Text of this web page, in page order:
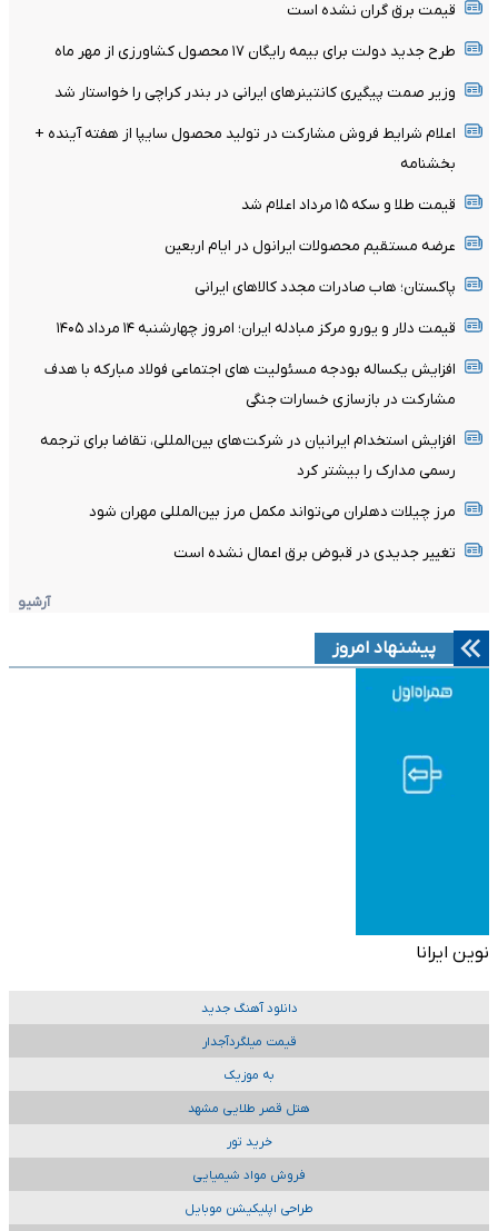
قیمت برق گران نشده است
طرح جدید دولت برای بیمه رایگان ۱۷ محصول کشاورزی از مهر ماه
وزیر صمت پیگیری کانتینر‌های ایرانی در بندر کراچی را خواستار شد
اعلام شرایط فروش مشارکت در تولید محصول سایپا از هفته آینده +
بخشنامه
قیمت طلا و سکه ۱۵ مرداد اعلام شد
عرضه مستقیم محصولات ایرانول در ایام اربعین
پاکستان؛ هاب صادرات مجدد کالاهای ایرانی
قیمت دلار و یورو مرکز مبادله ایران؛ امروز چهارشنبه ۱۴ مرداد ۱۴۰۵
افزایش یکساله بودجه مسئولیت های اجتماعی فولاد مبارکه با هدف
مشارکت در بازسازی خسارات جنگی
افزایش استخدام ایرانیان در شرکت‌های بین‌المللی، تقاضا برای ترجمه
رسمی مدارک را بیشتر کرد
مرز چیلات دهلران می‌تواند مکمل مرز بین‌المللی مهران شود
تغییر جدیدی در قبوض برق اعمال نشده است
آرشیو
پیشنهاد امروز
نوین ایرانا
دانلود آهنگ جدید
قیمت میلگردآجدار
به موزیک
هتل قصر طلایی مشهد
خرید تور
فروش مواد شیمیایی
طراحی اپلیکیشن موبایل